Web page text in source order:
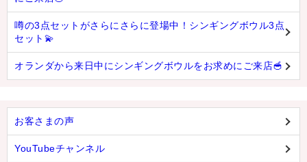
噂の3点セットがさらにさらに登場中！シンギングボウル3点
セット💫
オランダから来日中にシンギングボウルをお求めにご来店🥣
お客さまの声
YouTubeチャンネル